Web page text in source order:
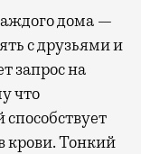
дома —
с друзьями и
запрос на
что
крови. Тонкий